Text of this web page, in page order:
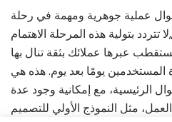
عملية جوهرية ومهمة في رحلة
تتردد بتولية هذه المرحلة الاهتمام
تستقطب عبرها عملائك بثقة تنال بها
المستخدمين يومًا بعد يوم. هذه هي
الرئيسية، مع إمكانية وجود عدة